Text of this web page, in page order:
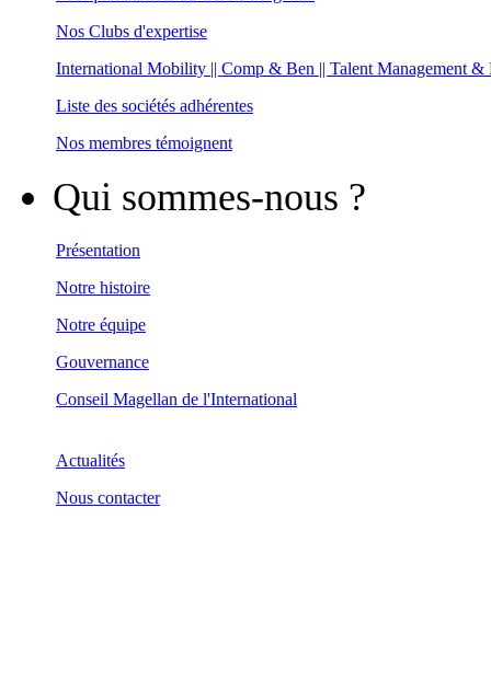
Nos Clubs d'expertise
International Mobility || Comp & Ben || Talent Management &
Liste des sociétés adhérentes
Nos membres témoignent
Qui sommes-nous ?
Présentation
Notre histoire
Notre équipe
Gouvernance
Conseil Magellan de l'International
Actualités
Nous contacter